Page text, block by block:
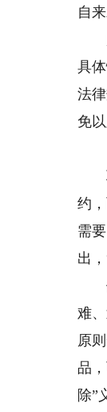
自
虞
具
法
免
联
约
需
出
作
难
原
品
除”